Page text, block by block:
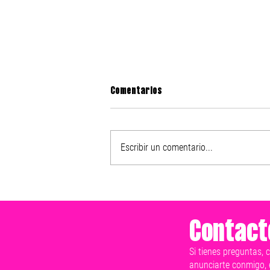
Tour 2025
Comentarios
Escribir un comentario...
Si tienes preguntas,
anunciarte conmigo,